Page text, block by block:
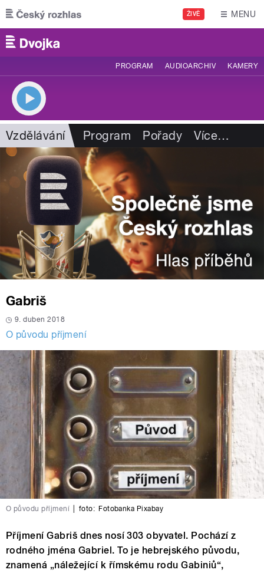
Přejít k hlavnímu obsahu
ŽIVĚ MENU
PROGRAM AUDIOARCHIV KAMERY
Vzdělávání Program Pořady Více…
Gabriš
9. duben 2018
O původu příjmení
O původu příjmení foto: Fotobanka Pixabay
Příjmení Gabriš dnes nosí 303 obyvatel. Pochází z
rodného jména Gabriel. To je hebrejského původu,
znamená „náležející k římskému rodu Gabiniů“,